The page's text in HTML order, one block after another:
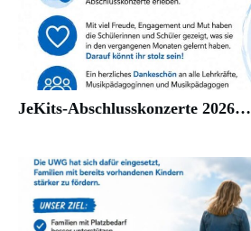
JeKits-Abschlusskonzerte 2026…